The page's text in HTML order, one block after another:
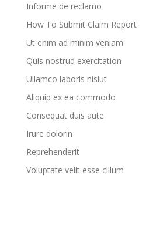
Informe de reclamo
How To Submit Claim Report
Ut enim ad minim veniam
Quis nostrud exercitation
Ullamco laboris nisiut
Aliquip ex ea commodo
Consequat duis aute
Irure dolorin
Reprehenderit
Voluptate velit esse cillum